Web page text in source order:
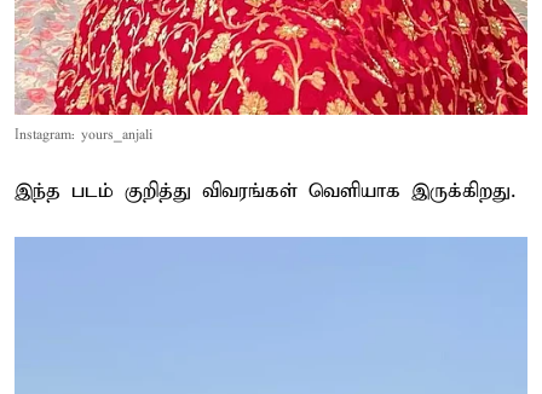
Instagram: yours_anjali
இந்த படம் குறித்து விவரங்கள் வெளியாக இருக்கிறது.